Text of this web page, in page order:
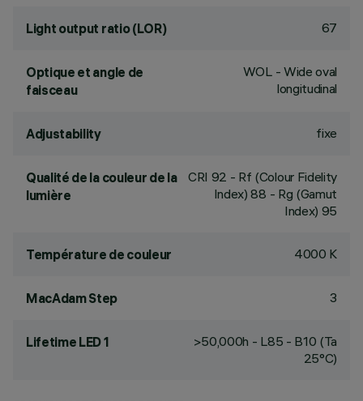
Light output ratio (LOR) 67
Optique et angle de
faisceau
WOL - Wide oval
longitudinal
Adjustability fixe
Qualité de la couleur de la
lumière
CRI 92 - Rf (Colour Fidelity
Index) 88 - Rg (Gamut
Index) 95
Température de couleur 4000 K
MacAdam Step 3
Lifetime LED 1
>50,000h - L85 - B10 (Ta
25°C)